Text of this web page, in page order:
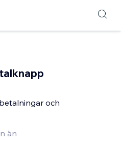
och
än